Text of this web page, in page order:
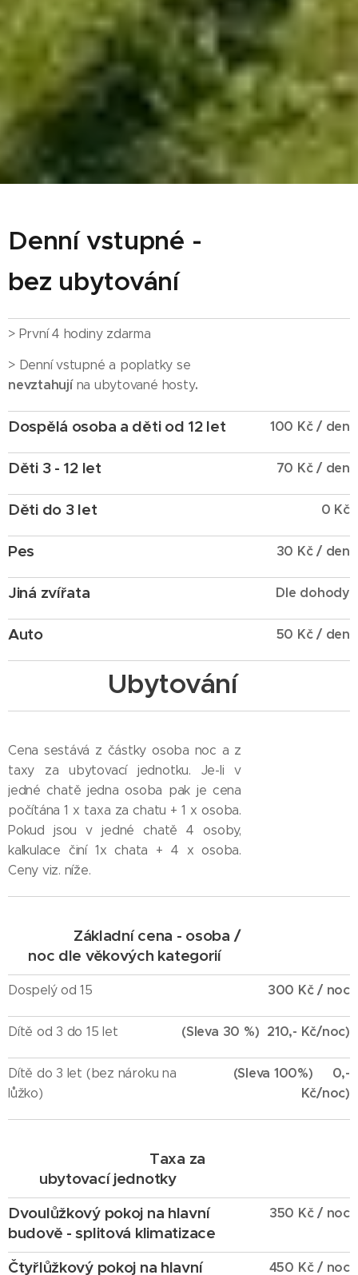
Denní vstupné -
bez ubytování
> První 4 hodiny zdarma
> Denní vstupné a poplatky se
nevztahují na ubytované hosty.
Dospělá osoba a děti od 12 let 100 Kč / den
Děti 3 - 12 let 70 Kč / den
Děti do 3 let 0 Kč
Pes 30 Kč / den
Jiná zvířata Dle dohody
Auto 50 Kč / den
Ubytování
Cena sestává z částky osoba noc a z
taxy za ubytovací jednotku. Je-li v
jedné chatě jedna osoba pak je cena
počítána 1 x taxa za chatu + 1 x osoba.
Pokud jsou v jedné chatě 4 osoby,
kalkulace činí 1x chata + 4 x osoba.
Ceny viz. níže.
Základní cena - osoba /
noc dle věkových kategorií
Dospelý od 15 300 Kč / noc
Dítě od 3 do 15 let (Sleva 30 %) 210,- Kč/noc)
Dítě do 3 let (bez nároku na
lůžko)
(Sleva 100%) 0,-
Kč/noc)
Taxa za
ubytovací jednotky
Dvoulůžkový pokoj na hlavní
budově - splitová klimatizace
350 Kč / noc
Čtyřlůžkový pokoj na hlavní 450 Kč/ noc